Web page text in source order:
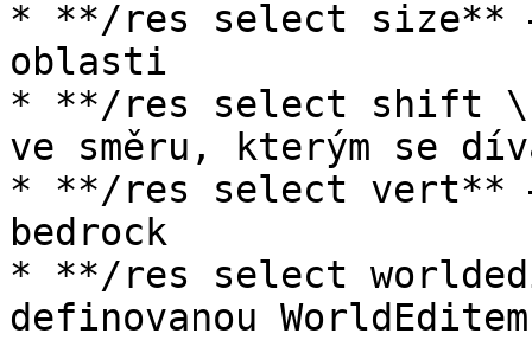
* **/res select size**
oblasti
* **/res select shift
ve směru, kterým se
* **/res select vert**
bedrock
* **/res select
definovanou WorldEditem